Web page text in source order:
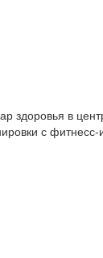
здоровья в
с